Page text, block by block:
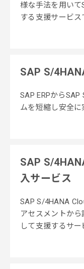
様な手法を用い
する支援サービス
SAP S/
SAP ERPから
ムを短縮し安全に
SAP S/
入サービス
SAP S/4HANA
アセスメントか
して支援するサー